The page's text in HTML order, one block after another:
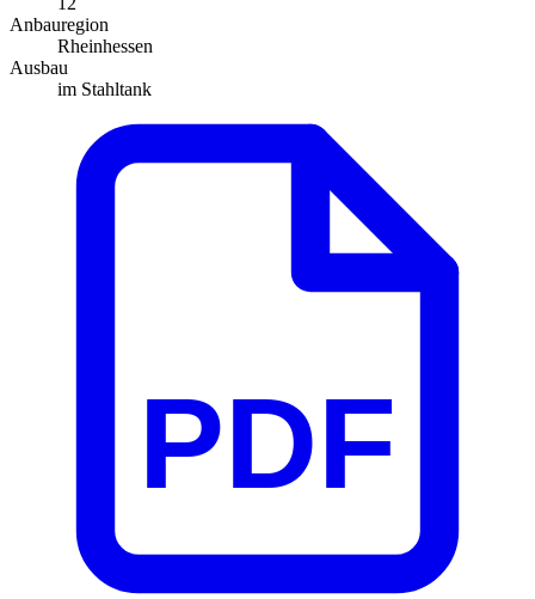
Anbauregion
Rheinhessen
Ausbau
im Stahltank
PDF